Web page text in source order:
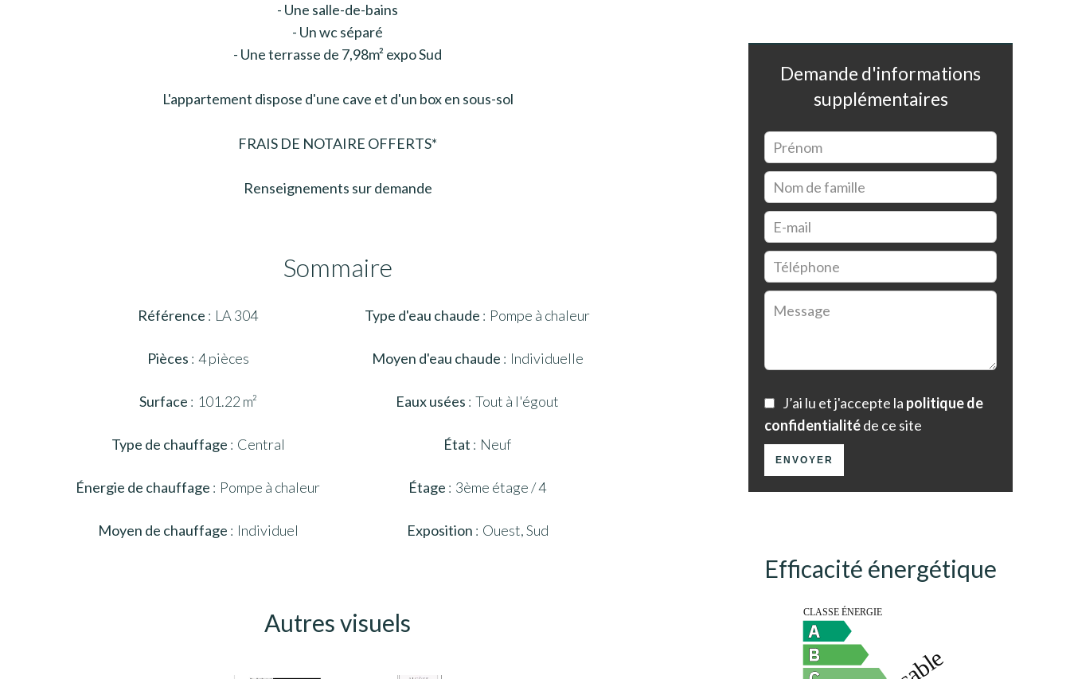
- Une salle-de-bains
- Un wc séparé
- Une terrasse de 7,98m² expo Sud
L'appartement dispose d'une cave et d'un box en sous-sol
FRAIS DE NOTAIRE OFFERTS*
Renseignements sur demande
Sommaire
Référence LA 304
Pièces 4 pièces
Surface 101.22 m²
Type de chauffage Central
Énergie de chauffage Pompe à chaleur
Moyen de chauffage Individuel
Type d'eau chaude Pompe à chaleur
Moyen d'eau chaude Individuelle
Eaux usées Tout à l'égout
État Neuf
Étage 3ème étage / 4
Exposition Ouest, Sud
Autres visuels
Demande d'informations
supplémentaires
J’ai lu et j'accepte la politique de
confidentialitéde ce site
ENVOYER
Efficacité énergétique